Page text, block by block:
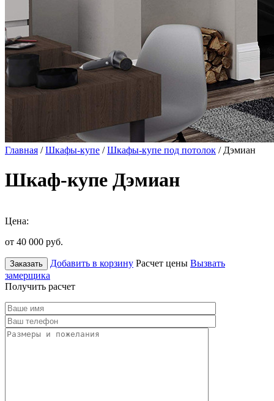
Главная /Шкафы-купе /Шкафы-купе под потолок / Дэмиан
Шкаф-купе Дэмиан
Цена:
от 40 000 руб.
Заказать Добавить в корзину Расчет цены Вызвать
замерщика
Получить расчет